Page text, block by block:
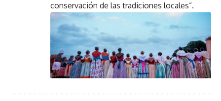
conservación de las tradiciones locales”.